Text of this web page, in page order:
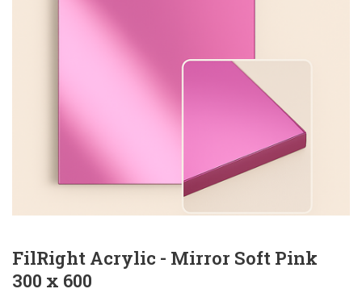
FilRight Acrylic - Mirror Soft Pink
300 x 600